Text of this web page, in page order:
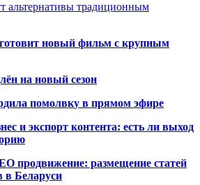
альтернативы традиционным
новый фильм с крупным
на новый сезон
помолвку в прямом эфире
и экспорт контента: есть ли выход
продвижение: размещение статей
в Беларуси